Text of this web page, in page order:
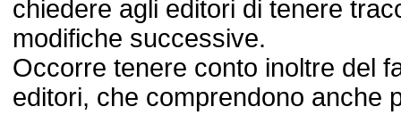
chiedere agli editori di tenere
modifiche successive.
Occorre tenere conto inoltre del
editori, che comprendono anche